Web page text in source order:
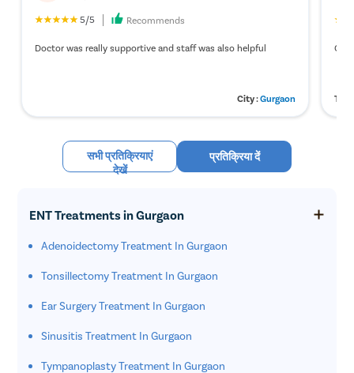
5/5 Recommends
Doctor was really supportive and staff was also helpful
City :Gurgaon
सभी प्रतिक्रियाएं
देखें
प्रतिक्रिया दें
ENT Treatments in Gurgaon
Adenoidectomy Treatment In Gurgaon
Tonsillectomy Treatment In Gurgaon
Ear Surgery Treatment In Gurgaon
Sinusitis Treatment In Gurgaon
Tympanoplasty Treatment In Gurgaon